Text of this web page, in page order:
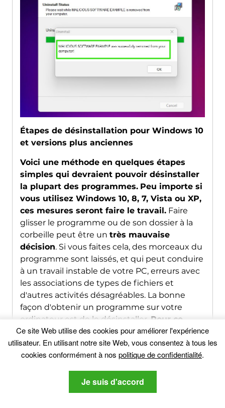
Étapes de désinstallation pour Windows 10
et versions plus anciennes
Voici une méthode en quelques étapes
simples qui devraient pouvoir désinstaller
la plupart des programmes. Peu importe si
vous utilisez Windows 10, 8, 7, Vista ou XP,
ces mesures seront faire le travail.Faire
glisser le programme ou de son dossier à la
corbeille peut être un très mauvaise
décision. Si vous faites cela, des morceaux du
programme sont laissés, et qui peut conduire
à un travail instable de votre PC, erreurs avec
les associations de types de fichiers et
d'autres activités désagréables. La bonne
façon d'obtenir un programme sur votre
ordinateur est de le désinstaller. Pour ce
faire,:
1Tenez leBouton de logo de Windowset "R" sur
votre clavier. Une fenêtre pop-up apparaîtra.
Ce site Web utilise des cookies pour améliorer l'expérience
utilisateur. En utilisant notre site Web, vous consentez à tous les
cookies conformément à nos politique de confidentialité.
Je suis d'accord